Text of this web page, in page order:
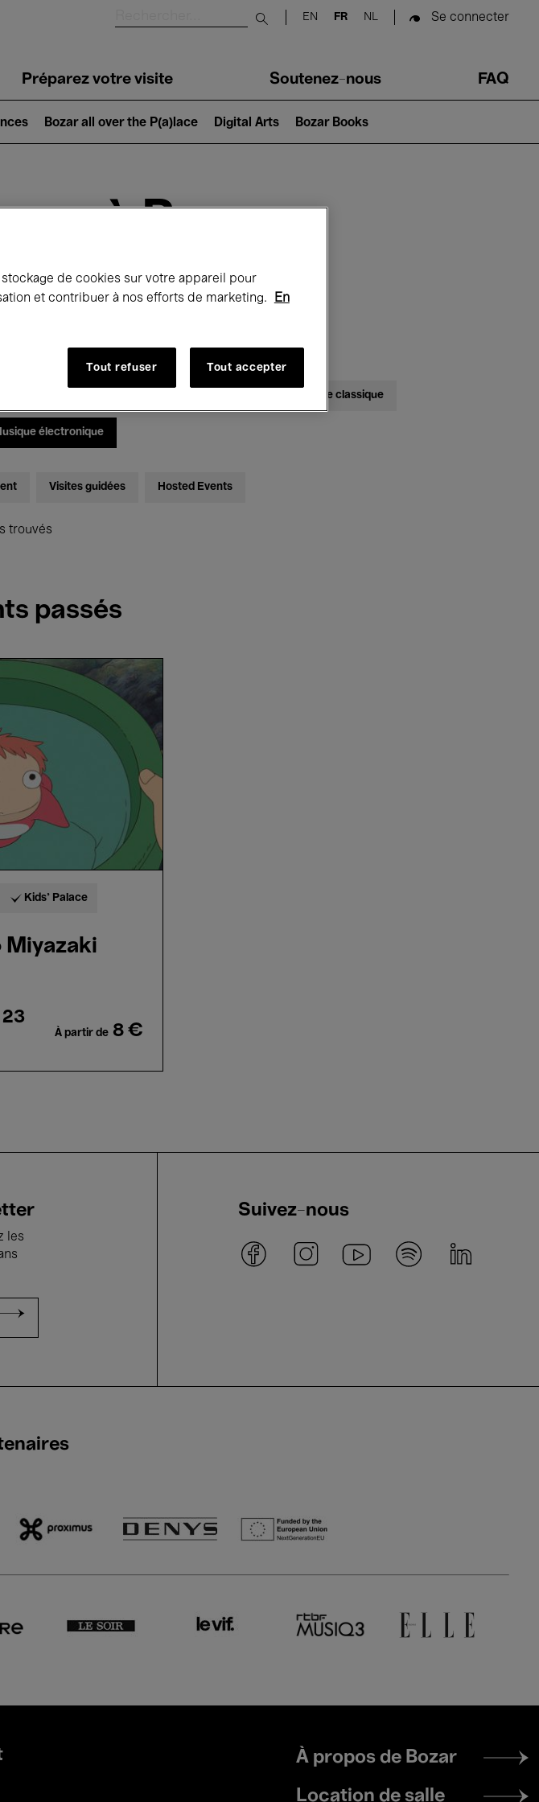
Submit search
EN FR NL Se connecter
Préparez votre visite Soutenez-nous FAQ
Bozar all over the P(a)lace Digital Arts Bozar Books
à Bozar
Mois
31 Juillet 2026
Musique classique
électronique
Visites guidées Hosted Events
trouvés
passés
Kids’ Palace
Miyazaki
23
À partir de 8 €
les
Suivez-nous
Footer
menu
À propos de Bozar
Location de salle
de cookies sur votre appareil pour
et contribuer à nos efforts de marketing.
En
Tout refuser Tout accepter